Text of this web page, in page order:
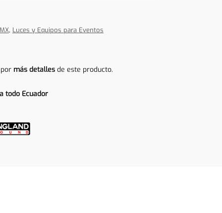
, Luces y Equipos para Eventos
más detallesde este producto.
todo Ecuador